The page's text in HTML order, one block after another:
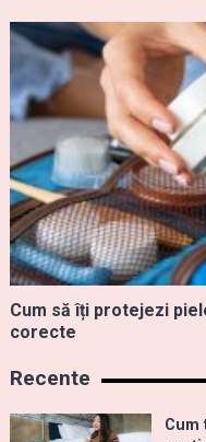
Cum să îți protejezi
corecte
Recente
Cum